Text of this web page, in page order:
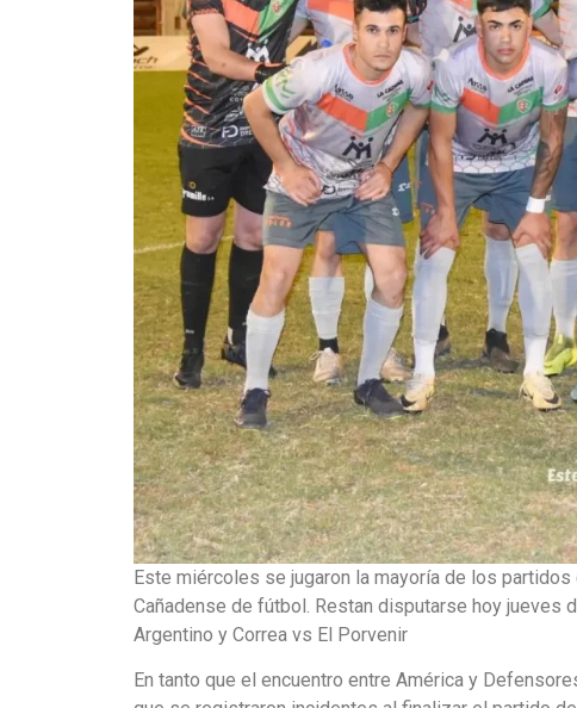
Este miércoles se jugaron la mayoría de los
Cañadense de fútbol. Restan disputarse hoy
Argentino y Correa vs El Porvenir
En tanto que el encuentro entre América y